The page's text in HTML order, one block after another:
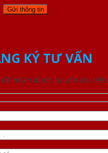
KÝ TƯ VẤN
nhận được tư vấn chi tiết